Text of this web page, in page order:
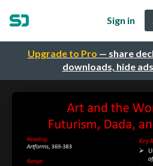
Upgrade to Pro — share
downloads, hide
Sign in